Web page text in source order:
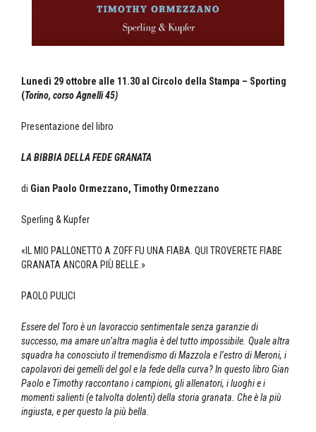
Lunedì 29 ottobre alle 11.30 al Circolo della Stampa – Sporting
(Torino, corso Agnelli 45)
Presentazione del libro
LA BIBBIA DELLA FEDE GRANATA
di Gian Paolo Ormezzano, Timothy Ormezzano
Sperling & Kupfer
«IL MIO PALLONETTO A ZOFF FU UNA FIABA. QUI TROVERETE FIABE
GRANATA ANCORA PIÙ BELLE.»
PAOLO PULICI
Essere del Toro è un lavoraccio sentimentale senza garanzie di
successo, ma amare un’altra maglia è del tutto impossibile. Quale altra
squadra ha conosciuto il tremendismo di Mazzola e l’estro di Meroni, i
capolavori dei gemelli del gol e la fede della curva? In questo libro Gian
Paolo e Timothy raccontano i campioni, gli allenatori, i luoghi e i
momenti salienti (e talvolta dolenti) della storia granata. Che è la più
ingiusta, e per questo la più bella.